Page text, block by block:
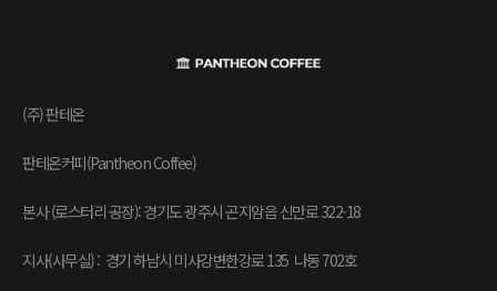
(주) 판테온
판테온커피(Pantheon Coffee)
본사 (로스터리 공장): 경기도 광주시 곤지암읍 신만로 322-18
지사(사무실) : 경기 하남시 미사강변한강로 135 나동 702호